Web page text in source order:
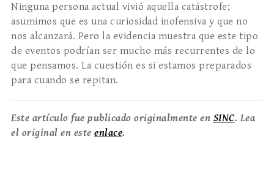
Ninguna persona actual vivió aquella catástrofe;
asumimos que es una curiosidad inofensiva y que no
nos alcanzará. Pero la evidencia muestra que este tipo
de eventos podrían ser mucho más recurrentes de lo
que pensamos. La cuestión es si estamos preparados
para cuando se repitan.
Este artículo fue publicado originalmente en SINC. Lea
el original en este enlace.